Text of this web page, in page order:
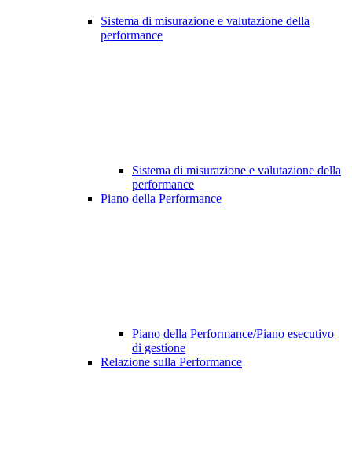
Sistema di misurazione e valutazione della
performance
Sistema di misurazione e valutazione della
performance
Piano della Performance
Piano della Performance/Piano esecutivo
di gestione
Relazione sulla Performance